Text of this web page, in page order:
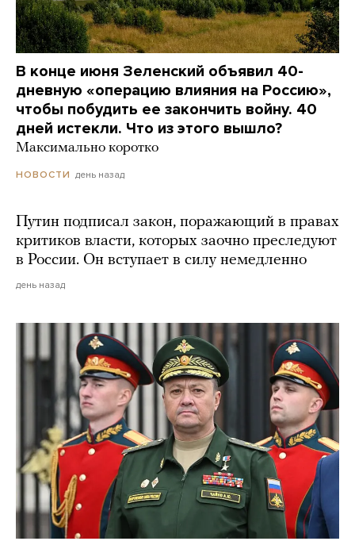
В конце июня Зеленский объявил 40-
дневную «операцию влияния на Россию»,
чтобы побудить ее закончить войну. 40
дней истекли. Что из этого вышло?
Максимально коротко
НОВОСТИ день назад
Путин подписал закон, поражающий в правах
критиков власти, которых заочно преследуют
в России. Он вступает в силу немедленно
день назад